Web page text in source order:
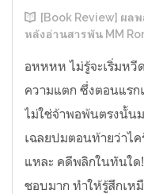
[Book Review] ผล
หลังอ่านสารพัน MM
อหหหห ไม่รู้จะเริ่มหวี
ความแตก ซึ่งตอนแร
ไม่ใช่จ้าพอพ้นตรงนั้น
เฉลยปมตอนท้ายว่าไ
แหละ คดีพลิกในทันใด
ชอบมาก ทำให้รู้สึกเห